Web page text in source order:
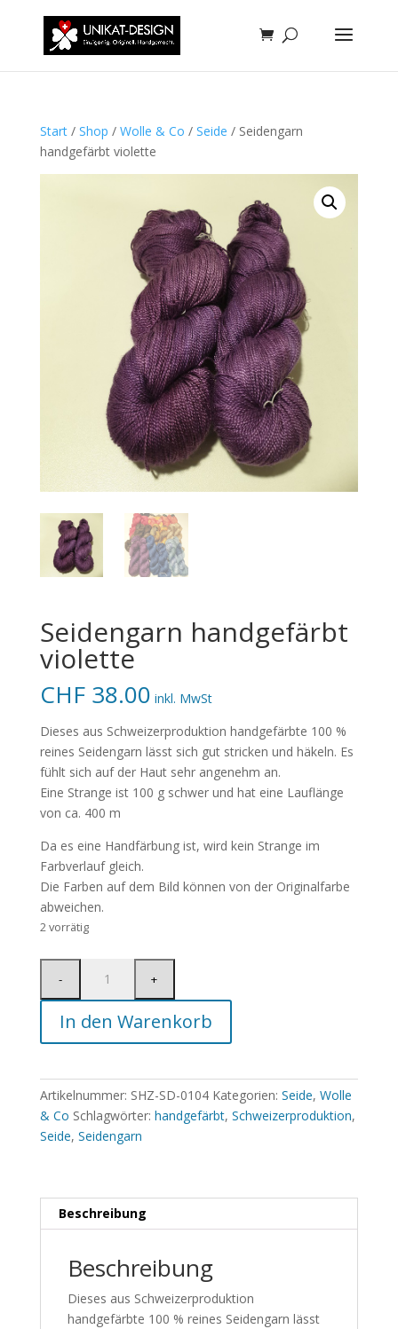
Start/ Shop / Wolle & Co / Seide / Seidengarn
handgefärbt violette
Seidengarn handgefärbt
violette
CHF38.00 inkl. MwSt
Dieses aus Schweizerproduktion handgefärbte 100 %
reines Seidengarn lässt sich gut stricken und häkeln. Es
fühlt sich auf der Haut sehr angenehm an.
Eine Strange ist 100 g schwer und hat eine Lauflänge
von ca. 400 m
Da es eine Handfärbung ist, wird kein Strange im
Farbverlauf gleich.
Die Farben auf dem Bild können von der Originalfarbe
abweichen.
2 vorrätig
In den Warenkorb
Artikelnummer: SHZ-SD-0104 Kategorien: Seide, Wolle
& Co Schlagwörter: handgefärbt, Schweizerproduktion,
Seide, Seidengarn
Beschreibung
Beschreibung
Dieses aus Schweizerproduktion
handgefärbte 100 % reines Seidengarn lässt